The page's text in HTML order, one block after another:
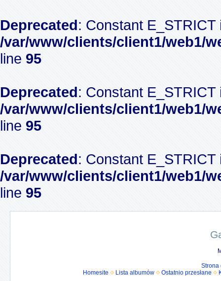
Deprecated: Constant
/var/www/clients/client1/web1/
line 95
Deprecated: Constant
/var/www/clients/client1/web1/
line 95
Deprecated: Constant
/var/www/clients/client1/web1/
line 95
Strona
Homesite
Lista albumów Ostatnio przesłane